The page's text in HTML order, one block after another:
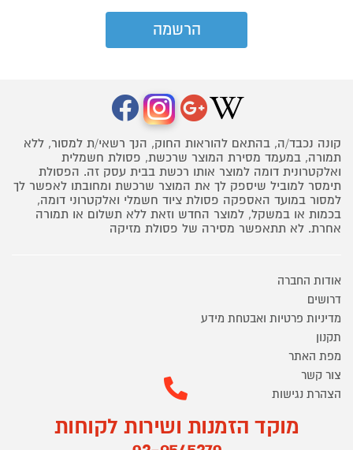
קונה נכבד/ה, בהתאם להוראות החוק, הנך רשאי/ת למסור, ללא
תמורה, במעמד מסירת המוצר שרכשת, פסולת חשמלית
ואלקטרונית דומה למוצר אותו רכשת בבית עסק זה. הפסולת
תימסר למוביל שיספק לך את המוצר שרכשת ומחובתו לאפשר לך
למסור במועד האספקה פסולת ציוד חשמלי ואלקטרוני דומה,
בכמות או במשקל, למוצר החדש וזאת ללא תשלום או תמורה
אחרת. לא תתאפשר מסירה של פסולת מזיקה
אודות החברה
דרושים
מדיניות פרטיות ואבטחת מידע
תקנון
מפת האתר
צור קשר
הצהרת נגישות
מוקד הזמנות ושירות לקוחות